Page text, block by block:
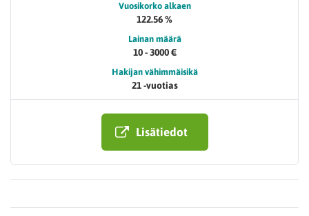
Vuosikorko alkaen
122.56 %
Lainan määrä
10 - 3000 €
Hakijan vähimmäisikä
21 -vuotias
Lisätiedot